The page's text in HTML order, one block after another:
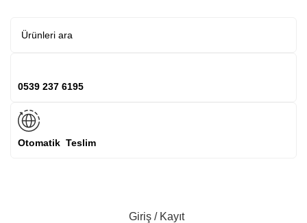
0539 237 6195
Otomatik Teslim
Giriş / Kayıt